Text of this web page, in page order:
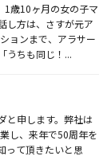
し方は、さすが元ア
ョンまで、アラサー
うちも同じ！...
と申します。弊社は
し、来年で50周年を
って頂きたいと思